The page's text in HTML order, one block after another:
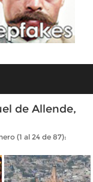
de Allende,
(1 al 24 de 87):